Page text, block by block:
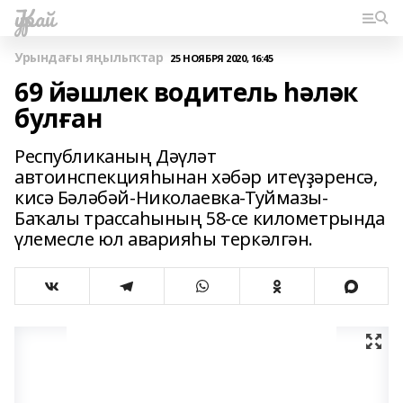
Ҡурай
Урындағы яңылыҡтар 25 НОЯБРЯ 2020, 16:45
69 йәшлек водитель һәләк
булған
Республиканың Дәүләт
автоинспекцияһынан хәбәр итеүҙәренсә,
кисә Бәләбәй-Николаевка-Туймазы-
Баҡалы трассаһының 58-се километрында
үлемесле юл аварияһы теркәлгән.